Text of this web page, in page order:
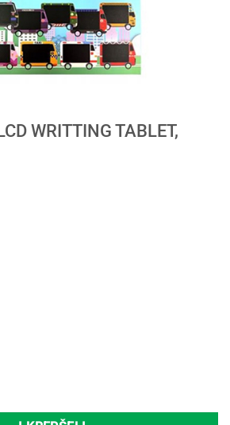
WRITTING TABLET,
lenta LCD WRITTING TABLET, 29x22 cm